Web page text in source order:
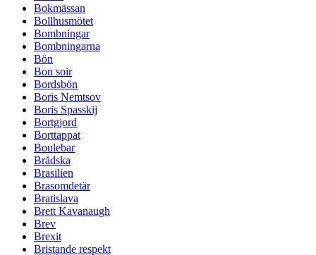
Bokmässan
Bollhusmötet
Bombningar
Bombningarna
Bön
Bon soir
Bordsbön
Boris Nemtsov
Boris Spasskij
Bortgjord
Borttappat
Boulebar
Brådska
Brasilien
Brasomdetär
Bratislava
Brett Kavanaugh
Brev
Brexit
Bristande respekt